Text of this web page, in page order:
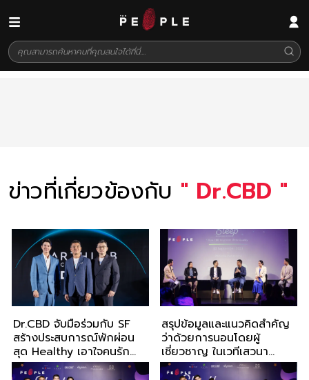
ข่าวที่เกี่ยวข้องกับ " Dr.CBD "
Dr.CBD จับมือร่วมกับ SF
สร้างประสบการณ์พักผ่อน
สุด Healthy เอาใจคนรัก
หนัง
สรุปข้อมูลและแนวคิดสำคัญ
ว่าด้วยการนอนโดยผู้
เชี่ยวชาญ ในเวทีเสวนา
Shall We SLEEP?